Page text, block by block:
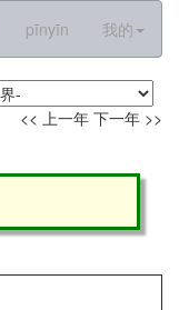
pīnyīn 我的
<< 上一年 下一年 >>